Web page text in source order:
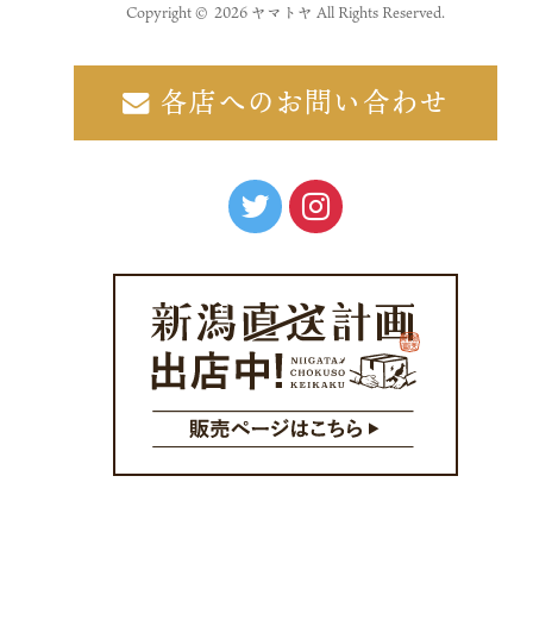
Copyright © 2026 ヤマトヤ All Rights Reserved.
各店へのお問い合わせ